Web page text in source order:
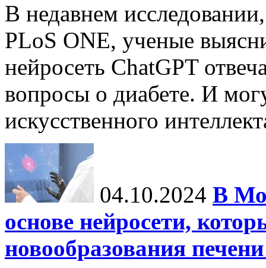
В недавнем
PLoS ONE, ученые
нейросеть ChatGPT
вопросы о диабете. И
искусственного
04.10.2024 В
основе нейросети,
новообразования